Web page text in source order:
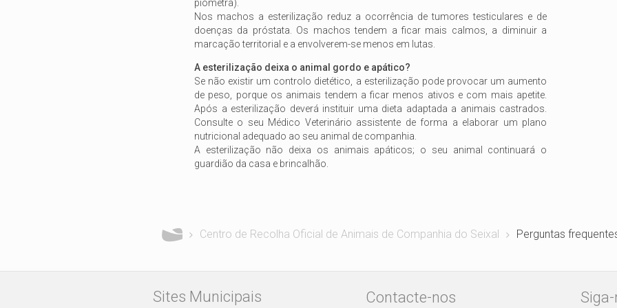
piómetra).
Nos machos a esterilização reduz a ocorrência de tumores testiculares e de
doenças da próstata. Os machos tendem a ficar mais calmos, a diminuir a
marcação territorial e a envolverem-se menos em lutas.
A esterilização deixa o animal gordo e apático?
Se não existir um controlo dietético, a esterilização pode provocar um aumento
de peso, porque os animais tendem a ficar menos ativos e com mais apetite.
Após a esterilização deverá instituir uma dieta adaptada a animais castrados.
Consulte o seu Médico Veterinário assistente de forma a elaborar um plano
nutricional adequado ao seu animal de companhia.
A esterilização não deixa os animais apáticos; o seu animal continuará o
guardião da casa e brincalhão.
Centro de Recolha Oficial de Animais de Companhia do Seixal Perguntas
Sites Municipais Contacte-nos